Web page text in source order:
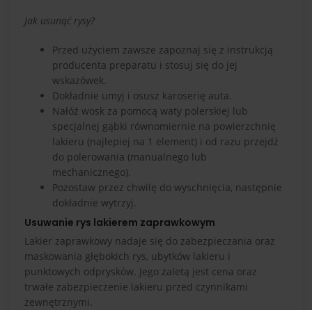
Jak usunąć rysy?
Przed użyciem zawsze zapoznaj się z instrukcją
producenta preparatu i stosuj się do jej
wskazówek.
Dokładnie umyj i osusz karoserię auta.
Nałóż wosk za pomocą waty polerskiej lub
specjalnej gąbki równomiernie na powierzchnię
lakieru (najlepiej na 1 element) i od razu przejdź
do polerowania (manualnego lub
mechanicznego).
Pozostaw przez chwilę do wyschnięcia, następnie
dokładnie wytrzyj.
Usuwanie rys lakierem zaprawkowym
Lakier zaprawkowy nadaje się do zabezpieczania oraz
maskowania głębokich rys, ubytków lakieru i
punktowych odprysków. Jego zaletą jest cena oraz
trwałe zabezpieczenie lakieru przed czynnikami
zewnętrznymi.